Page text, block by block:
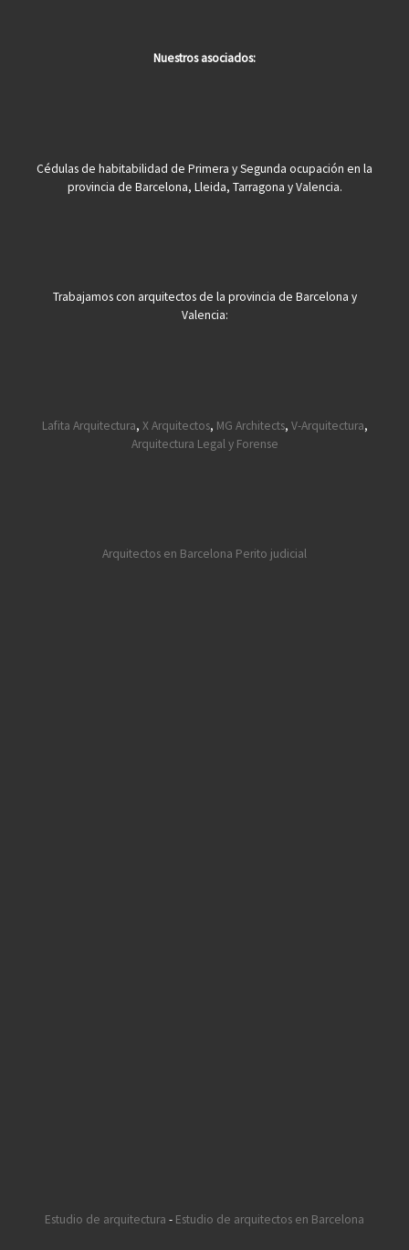
Nuestros asociados:
Cédulas de habitabilidad de Primera y Segunda ocupación en la
provincia de Barcelona, Lleida, Tarragona y Valencia.
Trabajamos con arquitectos de la provincia de Barcelona y
Valencia:
Lafita Arquitectura, X Arquitectos, MG Architects, V-Arquitectura,
Arquitectura Legal y Forense
Arquitectos en Barcelona Perito judicial
Estudio de arquitectura - Estudio de arquitectos en Barcelona